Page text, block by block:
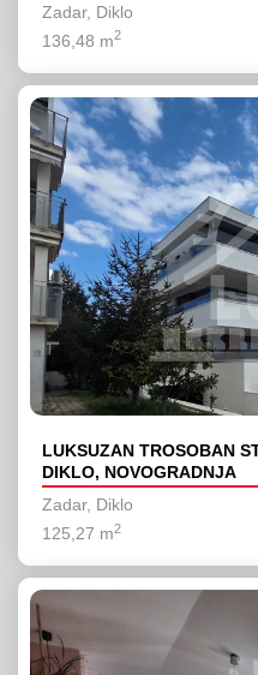
Zadar, Diklo
136,48 m2
LUKSUZAN TROSOBAN
DIKLO, NOVOGRADNJA
Zadar, Diklo
125,27 m2